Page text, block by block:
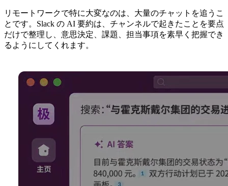
リモートワークで特に大変なのは、大量のチャットを追うこ
とです。Slack の AI 要約は、チャンネルで起きたことを要点
だけで整理し、意思決定、課題、担当事項を素早く把握でき
るようにしてくれます。